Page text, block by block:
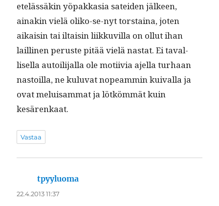
etelässäkin yöpakka­sia satei­den jäl­keen,
ainakin vielä oliko-se-nyt torstaina, joten
aikaisin tai iltaisin liikkuvil­la on ollut ihan
lailli­nen peruste pitää vielä nas­tat. Ei taval­
lisel­la autoil­i­jal­la ole moti­ivia ajel­la turhaan
nas­toil­la, ne kulu­vat nopeam­min kuiv­al­la ja
ovat meluisam­mat ja lötköm­mät kuin
kesärenkaat.
Vastaa
tpyyluoma
22.4.2013 11:37